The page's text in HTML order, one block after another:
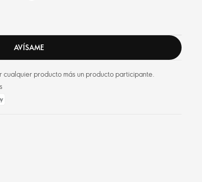
AVÍSAME
producto más un producto participante.